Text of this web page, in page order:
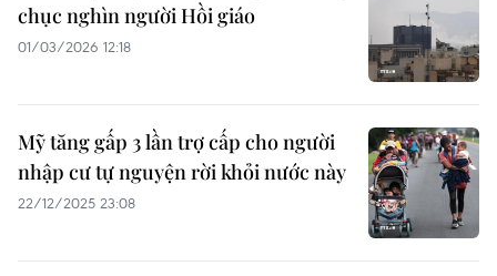
chục nghìn người Hồi giáo
01/03/2026 12:18
Mỹ tăng gấp 3 lần trợ cấp cho người
nhập cư tự nguyện rời khỏi nước này
22/12/2025 23:08